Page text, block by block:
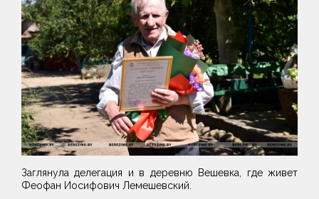
Заглянула делегация и в деревню Вешевка, где живет
Феофан Иосифович Лемешевский.